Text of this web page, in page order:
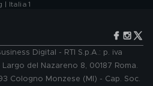
| Italia 1
Digital - RTI S.p.A.: p. iva
del Nazareno 8, 00187 Roma.
Cologno Monzese (MI) - Cap. Soc.